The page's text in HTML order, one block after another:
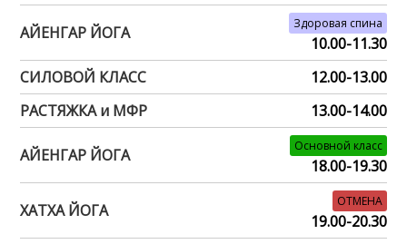
АЙЕНГАР ЙОГА Здоровая спина
10.00-11.30
СИЛОВОЙ КЛАСС
12.00-13.00
РАСТЯЖКА и МФР
13.00-14.00
АЙЕНГАР ЙОГА Основной класс
18.00-19.30
ХАТХА ЙОГА ОТМЕНА
19.00-20.30